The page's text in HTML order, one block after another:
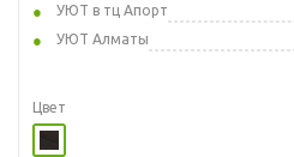
УЮТ в тц Апорт
УЮТ Алматы
Цвет